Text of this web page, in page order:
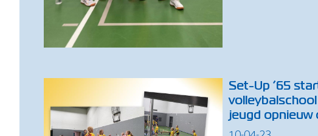
Set-Up ’65
jeugd opnieuw